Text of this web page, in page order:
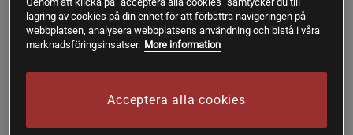
Fri frakt över 199 kr Fri retur 14 dagars ångerrätt
Välsmakande och proteinrikt jordnötssmör från Healthy Co.
lagring av cookies på din enhet för att förbättra navigeringen på
webbplatsen, analysera webbplatsens användning och bistå i våra
marknadsföringsinsatser. More information
Acceptera alla cookies